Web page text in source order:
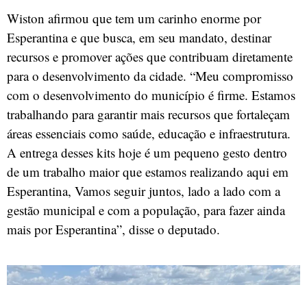
Wiston afirmou que tem um carinho enorme por
Esperantina e que busca, em seu mandato, destinar
recursos e promover ações que contribuam diretamente
para o desenvolvimento da cidade. “Meu compromisso
com o desenvolvimento do município é firme. Estamos
trabalhando para garantir mais recursos que fortaleçam
áreas essenciais como saúde, educação e infraestrutura.
A entrega desses kits hoje é um pequeno gesto dentro
de um trabalho maior que estamos realizando aqui em
Esperantina, Vamos seguir juntos, lado a lado com a
gestão municipal e com a população, para fazer ainda
mais por Esperantina”, disse o deputado.